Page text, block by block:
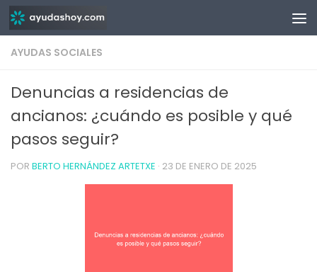
Saltar al contenido
AYUDAS SOCIALES
Denuncias a residencias de
ancianos: ¿cuándo es posible y qué
pasos seguir?
POR BERTO HERNÁNDEZ ARTETXE · 23 DE ENERO DE 2025